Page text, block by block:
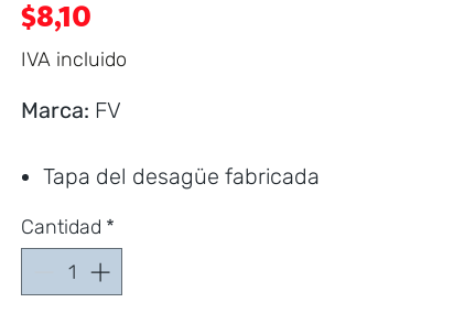
$8,10
IVA incluido
Marca: FV
Tapa del desagüe fabricada
Cuerpo del desagüe
fabricado en resinas
Cantidad *